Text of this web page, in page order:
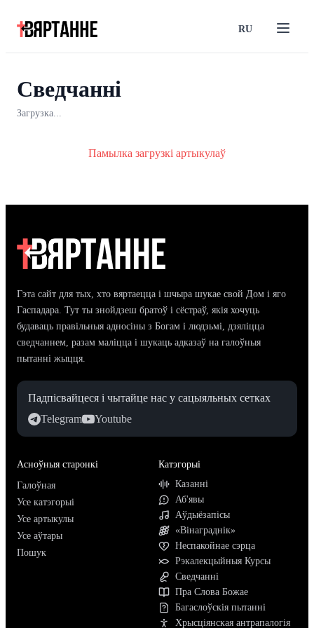
RU
Сведчанні
Загрузка...
Памылка загрузкі артыкулаў
Гэта сайт для тых, хто вяртаецца і шчыра шукае свой Дом і яго
Гаспадара. Тут ты знойдзеш братоў і сёстраў, якія хочуць
будаваць правільныя адносіны з Богам і людзьмі, дзяліцца
сведчаннем, разам маліцца і шукаць адказаў на галоўныя
пытанні жыцця.
Падпісвайцеся і чытайце нас у сацыяльных сетках
Telegram
Youtube
Асноўныя старонкі
Галоўная
Усе катэгорыі
Усе артыкулы
Усе аўтары
Пошук
Катэгорыі
Казанні
Аб'явы
Аўдыёзапісы
«Вінаграднік»
Неспакойнае сэрца
Рэкалекцыйныя Курсы
Сведчанні
Пра Слова Божае
Багаслоўскія пытанні
Хрысціянская антрапалогія